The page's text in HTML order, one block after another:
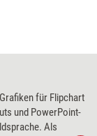
für Flipchart
und PowerPoint-
Als